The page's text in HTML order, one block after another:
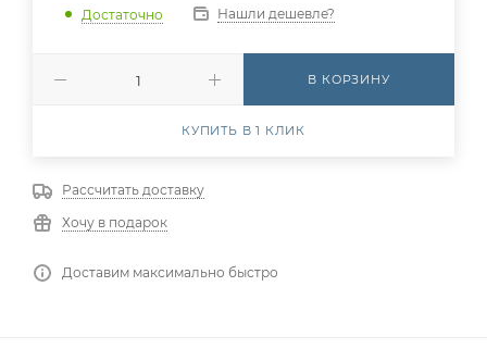
Достаточно Нашли дешевле?
В КОРЗИНУ
КУПИТЬ В 1 КЛИК
Рассчитать доставку
Хочу в подарок
Доставим максимально быстро